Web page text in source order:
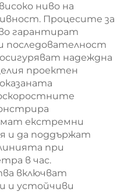
ниво на
Процесите за
гарантират
последователност
надеждна
проектен
екстремни
и да поддържат
при
в час.
включват
и устойчиви